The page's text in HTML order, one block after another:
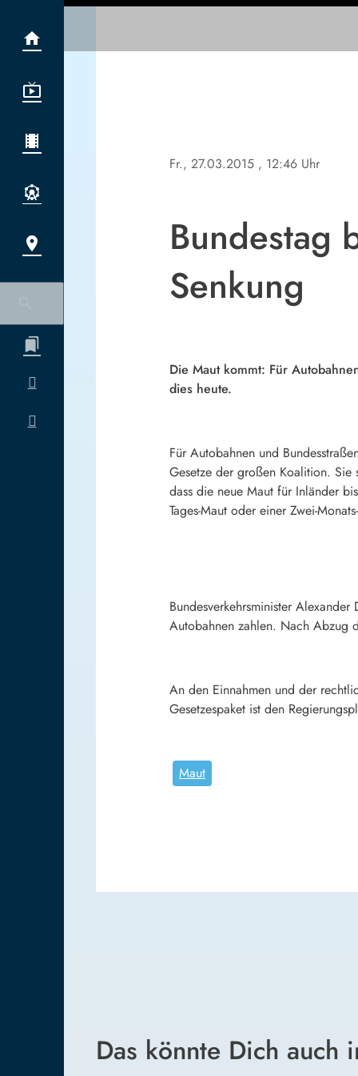
Fr., 27.03.2015 , 12:46 Uhr
Bundestag
Senkung
Die Maut kommt: Für
dies heute.
Für Autobahnen und
Gesetze der großen Koalition. Sie
dass die neue Maut für Inländer
Tages-Maut oder einer Zwei-
Bundesverkehrsminister
Autobahnen zahlen. Nach Abzug
An den Einnahmen und der
Gesetzespaket ist den
Maut
Das könnte Dich auch